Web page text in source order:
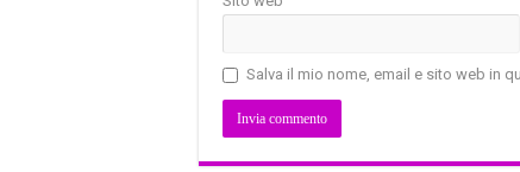
Salva il mio nome, email e sito web in